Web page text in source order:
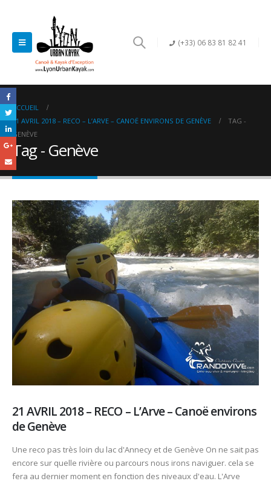
(+33) 06 83 81 82 41
ACCUEIL
21 AVRIL 2018 – RECO – L’ARVE – CANOË ENVIRONS DE GENÈVE
TAG -
GENÈVE
Tag - Genève
21 AVRIL 2018 – RECO – L’Arve – Canoë environs
de Genève
Une reco pas très loin du lac d'Annecy et de Genève On ne sait pas
encore sur quelle rivière ou parcours nous irons naviguer. cela se
fera au dernier moment en fonction des niveaux d'eau. L'Arve